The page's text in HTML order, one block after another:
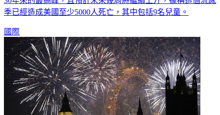
季已經造成美國至少5000人死亡，其中包括9名兒童。
國際